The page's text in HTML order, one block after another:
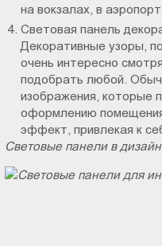
на вокзалах, в
Световая панель
Декоративные узоры,
очень интересно
подобрать любой.
изображения, которые
оформлению
эффект, привлекая к
Световые панели в